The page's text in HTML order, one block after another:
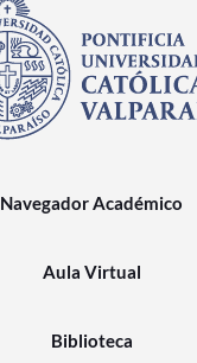
Navegador Académico
Aula Virtual
Biblioteca